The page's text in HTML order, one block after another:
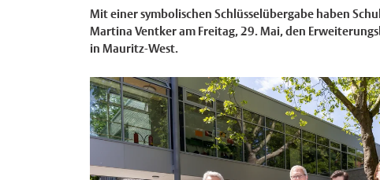
Mit einer symbolischen Schlüsselübergabe haben
Martina Ventker am Freitag, 29. Mai, den
in Mauritz-West.